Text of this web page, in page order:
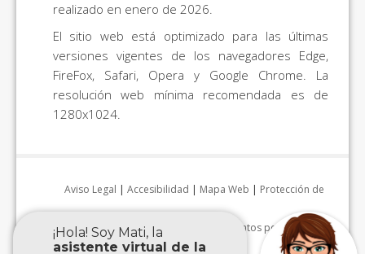
realizado en enero de 2026.
El sitio web está optimizado para las últimas
versiones vigentes de los navegadores Edge,
FireFox, Safari, Opera y Google Chrome. La
resolución web mínima recomendada es de
1280x1024.
Aviso Legal | Accesibilidad | Mapa Web | Protección de
datos personales|